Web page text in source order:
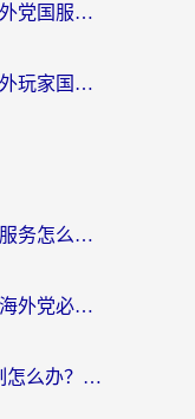
打地下城与勇士卡怎么办？海外党国服游戏加速终极指南（附北美欧洲实测）
国外打新诛仙延迟高？2026海外玩家国服游戏加速器终极指南（附天龙八部闪耀暖暖实测）
爱奇艺暂时不对所在地区提供服务怎么办？海外党亲测有效的追剧解决方案
咪咕音乐国外用不了怎么办？海外党必备的国内内容访问全攻略
在老挝用喜马拉雅FM地区限制怎么办？海外党亲测有效的回国加速方案